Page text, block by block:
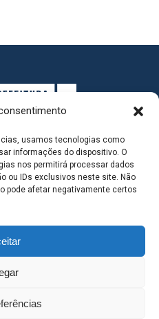
usamos tecnologias como
informações do dispositivo. O
nos permitirá processar dados
ou IDs exclusivos neste site. Não
pode afetar negativamente certos
MUNICIPAL - Avenida